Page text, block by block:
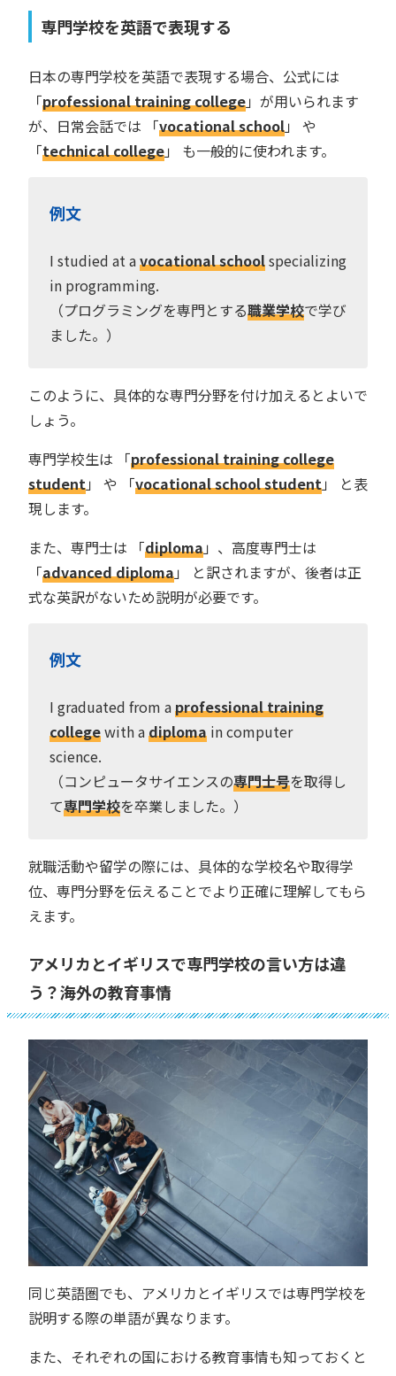
専門学校を英語で表現する
日本の専門学校を英語で表現する場合、公式には
「professional training college」が用いられます
が、日常会話では 「vocational school」 や
「technical college」 も一般的に使われます。
例文
I studied at avocational schoolspecializing
in programming.
（プログラミングを専門とする職業学校で学び
ました。）
このように、具体的な専門分野を付け加えるとよいで
しょう。
専門学校生は 「professional training college
student」 や 「vocational school student」 と表
現します。
また、専門士は 「diploma」、高度専門士は
「advanced diploma」 と訳されますが、後者は正
式な英訳がないため説明が必要です。
例文
I graduated from aprofessional training
collegewith adiploma in computer
science.
（コンピュータサイエンスの専門士号を取得し
て専門学校を卒業しました。）
就職活動や留学の際には、具体的な学校名や取得学
位、専門分野を伝えることでより正確に理解してもら
えます。
アメリカとイギリスで専門学校の言い方は違
う？海外の教育事情
同じ英語圏でも、アメリカとイギリスでは専門学校を
説明する際の単語が異なります。
また、それぞれの国における教育事情も知っておくと